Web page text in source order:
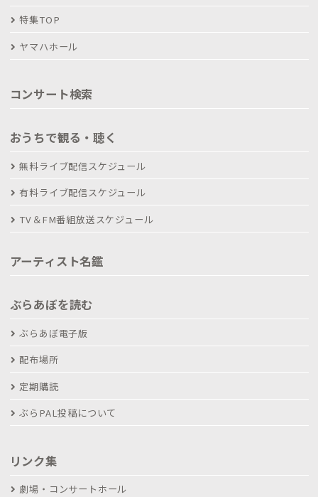
特集TOP
ヤマハホール
コンサート検索
おうちで観る・聴く
無料ライブ配信スケジュール
有料ライブ配信スケジュール
TV＆FM番組放送スケジュール
アーティスト名鑑
ぶらあぼを読む
ぶらあぼ電子版
配布場所
定期購読
ぶらPAL投稿について
リンク集
劇場・コンサートホール